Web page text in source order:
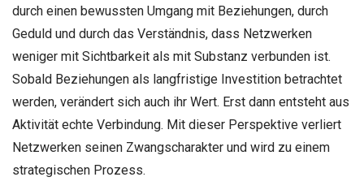
durch einen bewussten Umgang mit Beziehungen, durch
Geduld und durch das Verständnis, dass Netzwerken
weniger mit Sichtbarkeit als mit Substanz verbunden ist.
Sobald Beziehungen als langfristige Investition betrachtet
werden, verändert sich auch ihr Wert. Erst dann entsteht aus
Aktivität echte Verbindung. Mit dieser Perspektive verliert
Netzwerken seinen Zwangscharakter und wird zu einem
strategischen Prozess.